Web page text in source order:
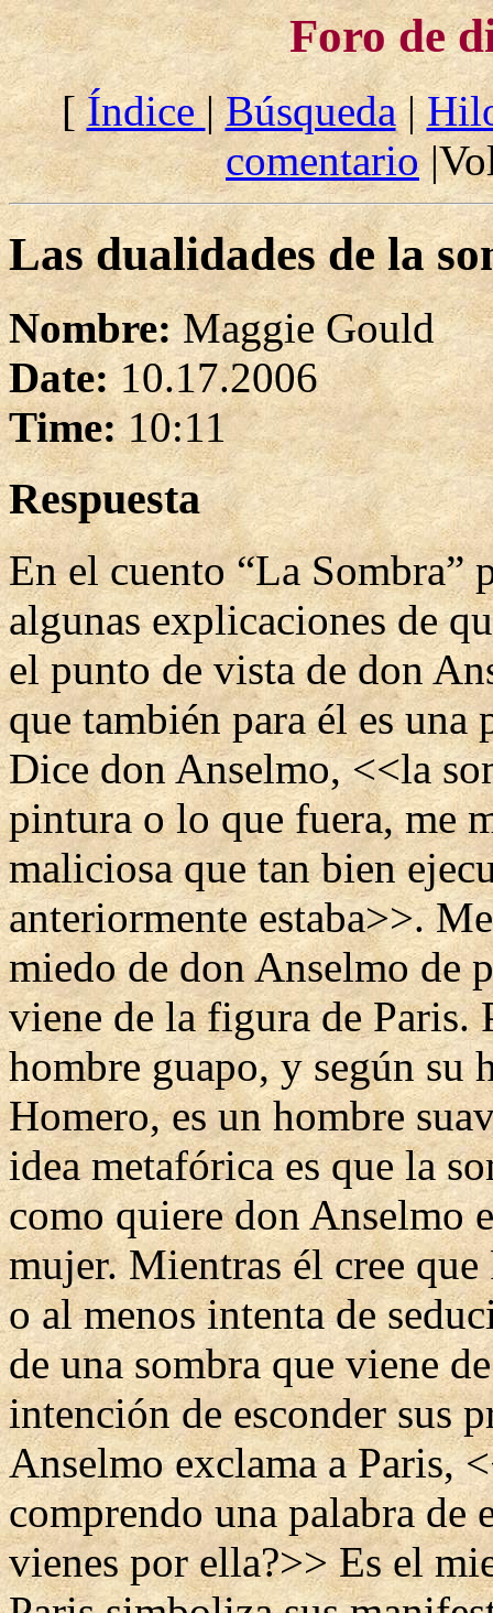
Foro de
[Índice|Búsqueda|
comentario
Las dualidades de la
Nombre:Maggie Gould
Date:10.17.2006
Time:10:11
Respuesta
En el cuento “La Sombra”
algunas explicaciones de
el punto de vista de don
que también para él es una
Dice don Anselmo, <<la
pintura o lo que fuera, me
maliciosa que tan bien
anteriormente estaba>>.
miedo de don Anselmo de
viene de la figura de Paris.
hombre guapo, y según su
Homero, es un hombre
idea metafórica es que la
como quiere don Anselmo
mujer. Mientras él cree que
o al menos intenta de
de una sombra que viene
intención de esconder sus
Anselmo exclama a
comprendo una palabra de
vienes por ella?>> Es el